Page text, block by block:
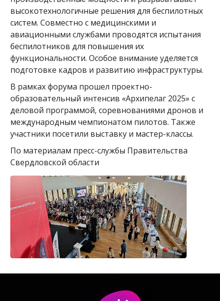
высокотехнологичные решения для беспилотных
систем. Совместно с медицинскими и
авиационными службами проводятся испытания
беспилотников для повышения их
функциональности. Особое внимание уделяется
подготовке кадров и развитию инфраструктуры.
В рамках форума прошел проектно-
образовательный интенсив «Архипелаг 2025» с
деловой программой, соревнованиями дронов и
международным чемпионатом пилотов. Также
участники посетили выставку и мастер-классы.
По материалам пресс-службы Правительства
Свердловской области